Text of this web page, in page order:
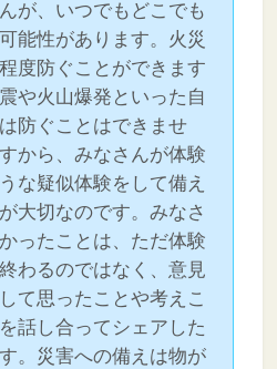
が、いつでもどこでも
能性があります。火災
度防ぐことができます
や火山爆発といった自
防ぐことはできませ
から、みなさんが体験
な疑似体験をして備え
大切なのです。みなさ
ったことは、ただ体験
わるのではなく、意見
て思ったことや考えこ
話し合ってシェアした
。災害への備えは物が